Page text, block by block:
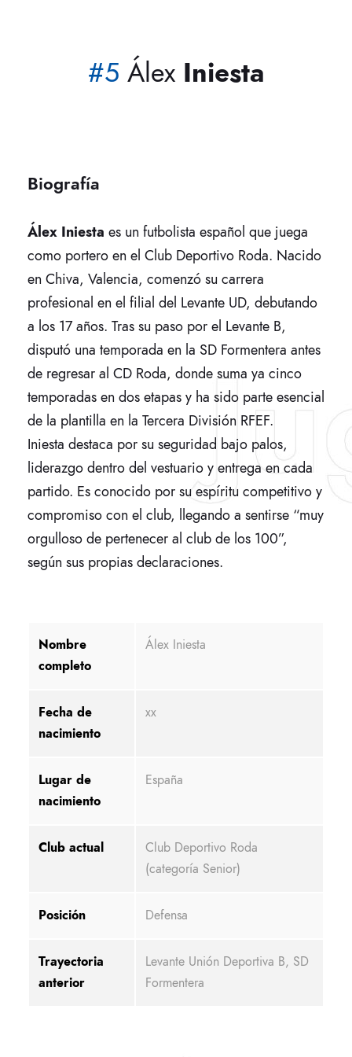
#5 Álex Iniesta
Biografía
Álex Iniesta es un futbolista español que juega
como portero en el Club Deportivo Roda. Nacido
en Chiva, Valencia, comenzó su carrera
profesional en el filial del Levante UD, debutando
a los 17 años. Tras su paso por el Levante B,
disputó una temporada en la SD Formentera antes
de regresar al CD Roda, donde suma ya cinco
temporadas en dos etapas y ha sido parte esencial
de la plantilla en la Tercera División RFEF.
Iniesta destaca por su seguridad bajo palos,
liderazgo dentro del vestuario y entrega en cada
partido. Es conocido por su espíritu competitivo y
compromiso con el club, llegando a sentirse “muy
orgulloso de pertenecer al club de los 100”,
según sus propias declaraciones.
Nombre
completo
Álex Iniesta
Fecha de
nacimiento
xx
Lugar de
nacimiento
España
Club actual
Club Deportivo Roda
(categoría Senior)
Posición Defensa
Trayectoria
anterior
Levante Unión Deportiva B, SD
Formentera